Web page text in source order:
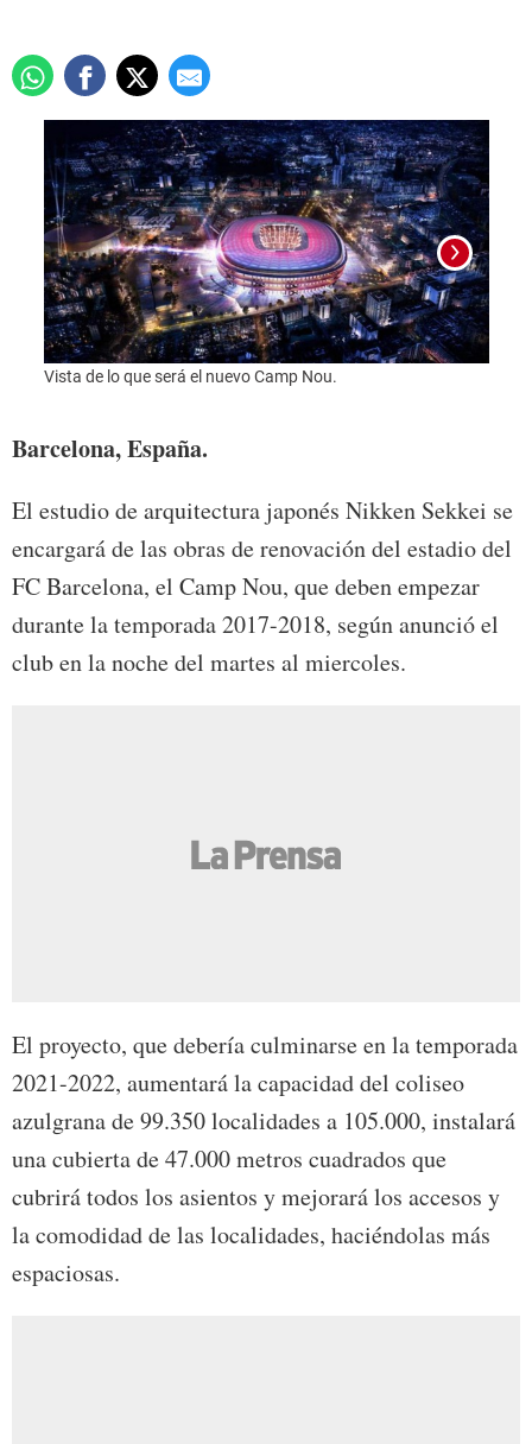
Vista de lo que será el nuevo Camp Nou.
Barcelona, España.
El estudio de arquitectura japonés Nikken Sekkei se
encargará de las obras de renovación del estadio del
FC Barcelona, el Camp Nou, que deben empezar
durante la temporada 2017-2018, según anunció el
club en la noche del martes al miercoles.
El proyecto, que debería culminarse en la temporada
2021-2022, aumentará la capacidad del coliseo
azulgrana de 99.350 localidades a 105.000, instalará
una cubierta de 47.000 metros cuadrados que
cubrirá todos los asientos y mejorará los accesos y
la comodidad de las localidades, haciéndolas más
espaciosas.